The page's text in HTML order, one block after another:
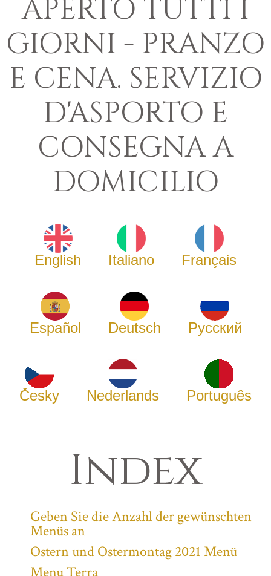
APERTO TUTTI I
GIORNI - PRANZO
E CENA. SERVIZIO
D'ASPORTO E
CONSEGNA A
DOMICILIO
English Italiano Français
Español Deutsch Русский
Česky Nederlands Português
Index
Geben Sie die Anzahl der gewünschten
Menüs an
Ostern und Ostermontag 2021 Menü
Menu Terra